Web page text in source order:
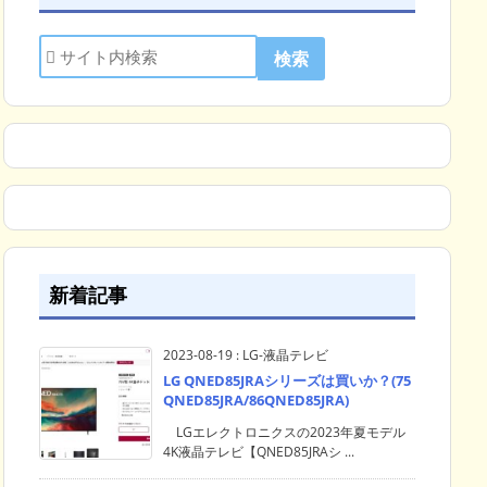
新着記事
2023-08-19 : LG-液晶テレビ
LG QNED85JRAシリーズは買いか？(75
QNED85JRA/86QNED85JRA)
LGエレクトロニクスの2023年夏モデル
4K液晶テレビ【QNED85JRAシ ...